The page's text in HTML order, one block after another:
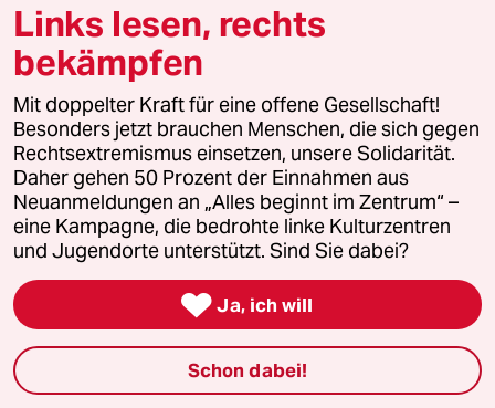
© 2026 taz Verlags und Vertriebs GmbH
Alle Rechte vorbehalten. Bei rechtlichen Fragen oder für Genehmigungen
wenden Sie sich bitte an lizenzen@taz.de
Feedback Redaktionsstatut Kommune-Richtlinien
Leitlinie Informant Datenschutz Impressum AGB
Seitenwende Einwilligungen widerrufen (Ads)
Links lesen, rechts
bekämpfen
Mit doppelter Kraft für eine offene Gesellschaft!
Besonders jetzt brauchen Menschen, die sich gegen
Rechtsextremismus einsetzen, unsere Solidarität.
Daher gehen 50 Prozent der Einnahmen aus
Neuanmeldungen an „Alles beginnt im Zentrum“ –
eine Kampagne, die bedrohte linke Kulturzentren
und Jugendorte unterstützt. Sind Sie dabei?
 Ja, ich will
Schon dabei!